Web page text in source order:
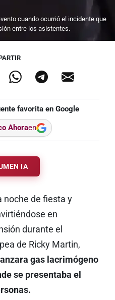
cuando ocurrió el incidente que
entre los asistentes.
favorita en Google
Ahoraen
IA
noche de fiesta y
en
durante el
de Ricky Martin,
gas lacrimógeno
se presentaba el